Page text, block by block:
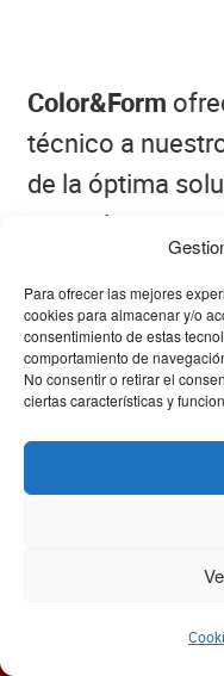
Para ofrecer las mejores
cookies para almacenar y/o
consentimiento de estas
comportamiento de
No consentir o retirar el
ciertas características y
Color&Form
técnico a
de la óptima
tratamiento
para
moderados,
técnica y
ocuparnos de
tratamiento
embalaje, etc,
transportes,
Cómo muchas páginas
la mejor experiencia de